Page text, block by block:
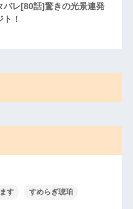
バレ[80話]驚きの光景連発
！
す すめらぎ琥珀